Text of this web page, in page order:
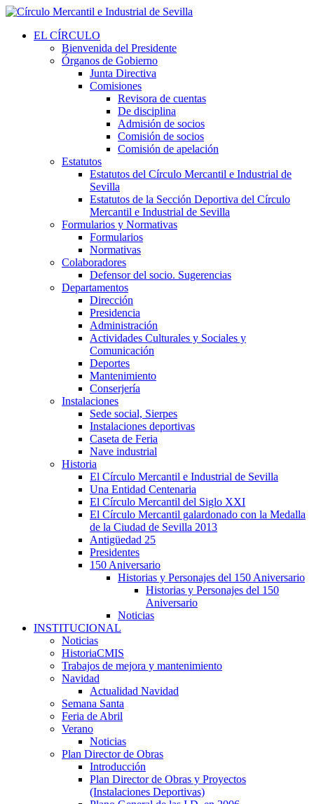
EL CÍRCULO
Bienvenida del Presidente
Órganos de Gobierno
Junta Directiva
Comisiones
Revisora de cuentas
De disciplina
Admisión de socios
Comisión de socios
Comisión de apelación
Estatutos
Estatutos del Círculo Mercantil e Industrial de
Sevilla
Estatutos de la Sección Deportiva del Círculo
Mercantil e Industrial de Sevilla
Formularios y Normativas
Formularios
Normativas
Colaboradores
Defensor del socio. Sugerencias
Departamentos
Dirección
Presidencia
Administración
Actividades Culturales y Sociales y
Comunicación
Deportes
Mantenimiento
Conserjería
Instalaciones
Sede social, Sierpes
Instalaciones deportivas
Caseta de Feria
Nave industrial
Historia
El Círculo Mercantil e Industrial de Sevilla
Una Entidad Centenaria
El Círculo Mercantil del Siglo XXI
El Círculo Mercantil galardonado con la Medalla
de la Ciudad de Sevilla 2013
Antigüedad 25
Presidentes
150 Aniversario
Historias y Personajes del 150 Aniversario
Historias y Personajes del 150
Aniversario
Noticias
INSTITUCIONAL
Noticias
HistoriaCMIS
Trabajos de mejora y mantenimiento
Navidad
Actualidad Navidad
Semana Santa
Feria de Abril
Verano
Noticias
Plan Director de Obras
Introducción
Plan Director de Obras y Proyectos
(Instalaciones Deportivas)